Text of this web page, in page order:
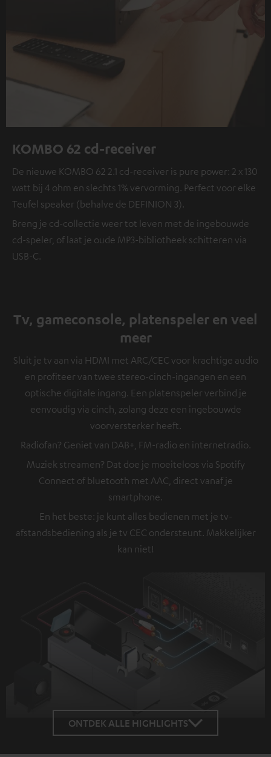
KOMBO 62 cd-receiver
De nieuwe KOMBO 62 2.1 cd-receiver is pure power: 2 x 130
watt bij 4 ohm en slechts 1% vervorming. Perfect voor elke
Teufel speaker (behalve de DEFINION 3).
Breng je cd-collectie weer tot leven met de ingebouwde
cd-speler, of laat je oude MP3-bibliotheek schitteren via
USB-C.
Tv, gameconsole, platenspeler en veel
meer
Sluit je tv aan via HDMI met ARC/CEC voor krachtige audio
en profiteer van twee stereo-cinch-ingangen en een
optische digitale ingang. Een platenspeler verbind je
eenvoudig via cinch, zolang deze een ingebouwde
voorversterker heeft.
Radiofan? Geniet van DAB+, FM-radio en internetradio.
Muziek streamen? Dat doe je moeiteloos via Spotify
Connect of bluetooth met AAC, direct vanaf je
smartphone.
En het beste: je kunt alles bedienen met je tv-
afstandsbediening als je tv CEC ondersteunt. Makkelijker
kan niet!
ONTDEK ALLE HIGHLIGHTS